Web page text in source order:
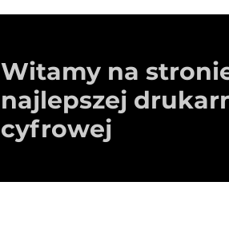
Witamy na
najlepszej
cyfrowej